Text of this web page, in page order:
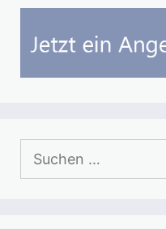
nach: